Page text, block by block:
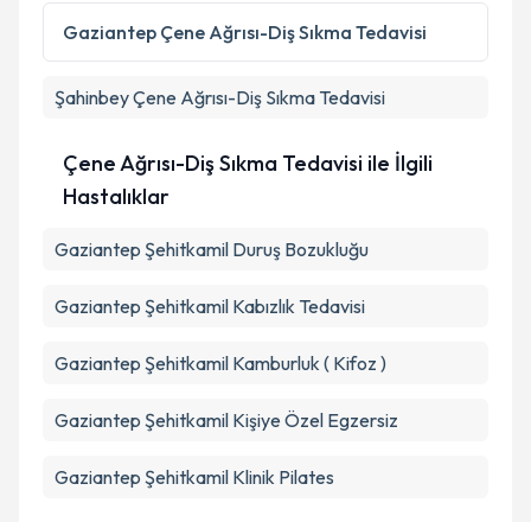
Metni
'ni okudum ve kişisel verilerimin belirtilen
kapsamda işlenmesini kabul ediyorum.
Gaziantep Çene Ağrısı-Diş Sıkma Tedavisi
ŞahinbeyÇene Ağrısı-Diş Sıkma Tedavisi
Çene Ağrısı-Diş Sıkma Tedavisi ile İlgili
Hastalıklar
Gaziantep Şehitkamil Duruş Bozukluğu
Gaziantep Şehitkamil Kabızlık Tedavisi
Gaziantep Şehitkamil Kamburluk ( Kifoz )
Gaziantep Şehitkamil Kişiye Özel Egzersiz
Gaziantep Şehitkamil Klinik Pilates